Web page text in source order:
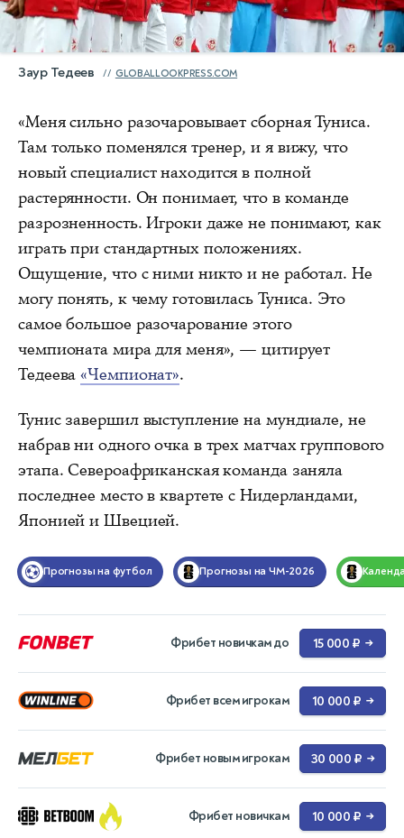
Заур Тедеев GLOBALLOOKPRESS.COM
«Меня сильно разочаровывает сборная Туниса.
Там только поменялся тренер, и я вижу, что
новый специалист находится в полной
растерянности. Он понимает, что в команде
разрозненность. Игроки даже не понимают, как
играть при стандартных положениях.
Ощущение, что с ними никто и не работал. Не
могу понять, к чему готовилась Туниса. Это
самое большое разочарование этого
чемпионата мира для меня», — цитирует
Тедеева«Чемпионат».
Тунис завершил выступление на мундиале, не
набрав ни одного очка в трех матчах группового
этапа. Североафриканская команда заняла
последнее место в квартете с Нидерландами,
Японией и Швецией.
Прогнозы на футбол Прогнозы на ЧМ-2026
Фрибет новичкам до 15 000 ₽ →
Фрибет всем игрокам 10 000 ₽ →
Фрибет новым игрокам 30 000 ₽ →
Фрибет новичкам 10 000 ₽ →